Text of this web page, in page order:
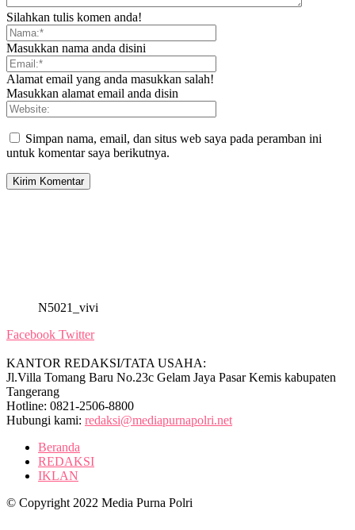
Silahkan tulis komen anda!
Masukkan nama anda disini
Alamat email yang anda masukkan salah!
Masukkan alamat email anda disin
Simpan nama, email, dan situs web saya pada peramban ini
untuk komentar saya berikutnya.
N5021_vivi
Facebook Twitter
KANTOR REDAKSI/TATA USAHA:
Jl.Villa Tomang Baru No.23c Gelam Jaya Pasar Kemis kabupaten
Tangerang
Hotline: 0821-2506-8800
Hubungi kami: redaksi@mediapurnapolri.net
Beranda
REDAKSI
IKLAN
© Copyright 2022 Media Purna Polri